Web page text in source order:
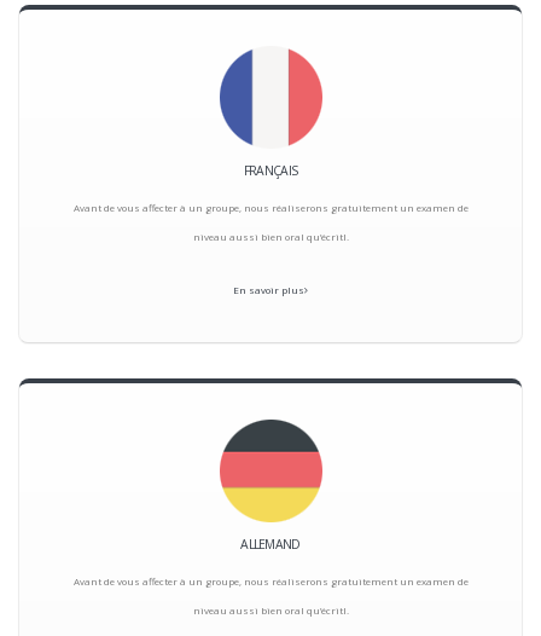
FRANÇAIS
Avant de vous affecter à un groupe, nous réaliserons gratuitement un examen de
niveau aussi bien oral qu’écritl.
En savoir plus
ALLEMAND
Avant de vous affecter à un groupe, nous réaliserons gratuitement un examen de
niveau aussi bien oral qu’écritl.